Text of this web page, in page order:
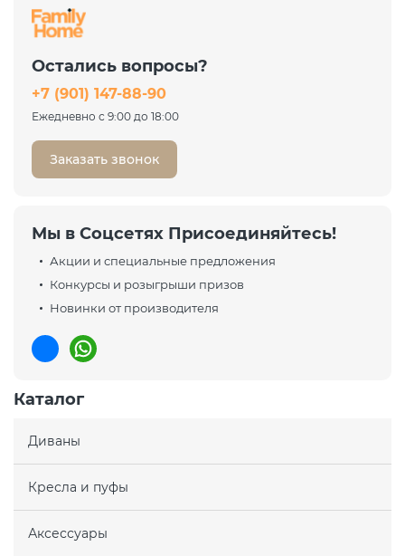
Диван Хортон Camaro 03
светло-бежевый
35 451 ₽ 47 268 ₽
Остались вопросы?
+7 (901) 147-88-90
Ежедневно с 9:00 до 18:00
Заказать звонок
Мы в Соцсетях Присоединяйтесь!
Акции и специальные предложения
Конкурсы и розыгрыши призов
Новинки от производителя
Каталог
Диваны
Кресла и пуфы
Аксессуары